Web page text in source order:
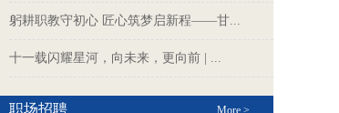
躬耕职教守初心 匠心筑梦启新程——甘...
十一载闪耀星河，向未来，更向前 | ...
职场招聘 More >